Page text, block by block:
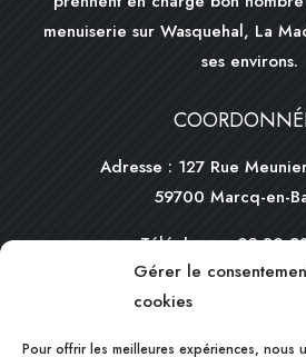
Gérer le
cookies
Pour offrir les meilleures expériences, nous
menuiserie sur Wasquehal, La
ses environs.
Adresse : 127 Rue
59700 Marcq-en-
Téléphone :03 20
Mail :
HORAIRES